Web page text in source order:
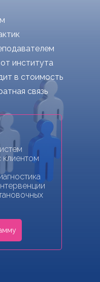
института
в стоимость
связь
клиентом